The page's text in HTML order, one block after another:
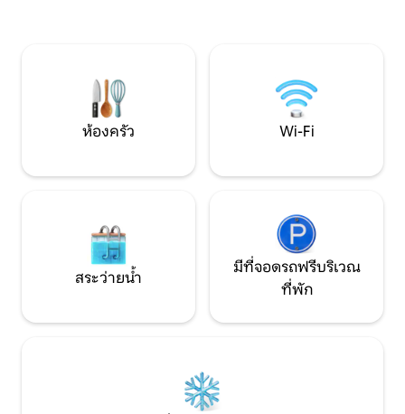
จะเพลิดเพลินกับการใช้ห้องครัวหลักของ
บ้านที่มีอุปกรณ์ครบครัน
เกาะแอตแลนติสพ
โลก
ห้องครัว Wi-Fi
สระว่ายน้ำ
มีที่จอดรถฟรีบริเวณ
ที่พัก